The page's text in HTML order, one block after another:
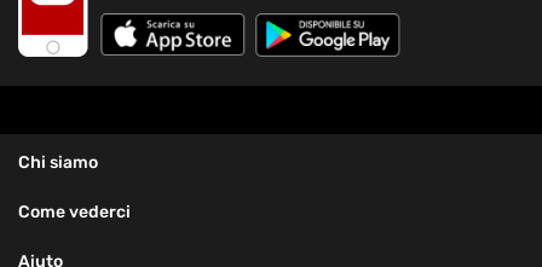
Chi siamo
Come vederci
Aiuto